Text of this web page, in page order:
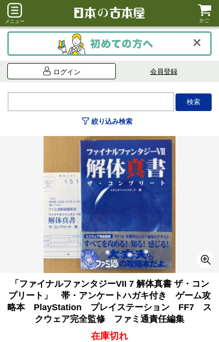
メニュー かご
ログイン 会員登録
絞り込み検索
「ファイナルファンタジーVII 7 解体真書 ザ・コン
プリート」 帯・アンケートハガキ付き ゲーム攻
略本 PlayStation プレイステーション FF7 ス
クウェア完全監修 ファミ通責任編集
在庫切れ